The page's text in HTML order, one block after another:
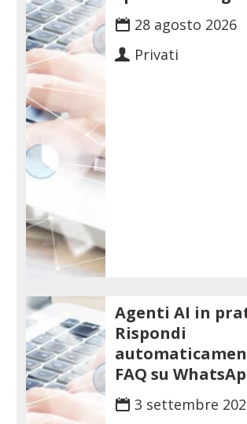
28 agosto 2026
Privati
Agenti AI in
Rispondi
FAQ su
3 settembre